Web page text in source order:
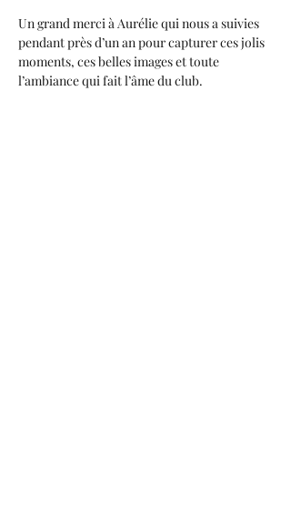
Un grand merci à Aurélie qui nous a suivies
pendant près d’un an pour capturer ces jolis
moments, ces belles images et toute
l’ambiance qui fait l’âme du club.